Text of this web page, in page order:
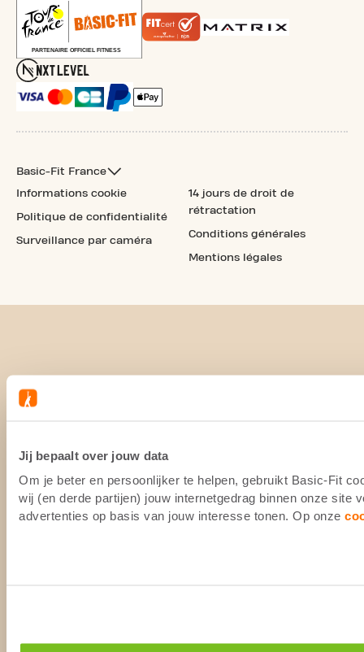
Jij bepaalt over jouw data
Om je beter en persoonlijker te helpen, gebruikt Basic-Fit
wij (en derde partijen) jouw internetgedrag binnen onze site
advertenties op basis van jouw interesse tonen. Op onze
Basic-Fit France
Informations cookie
Politique de confidentialité
Surveillance par caméra
14 jours de droit de
rétractation
Conditions générales
Mentions légales